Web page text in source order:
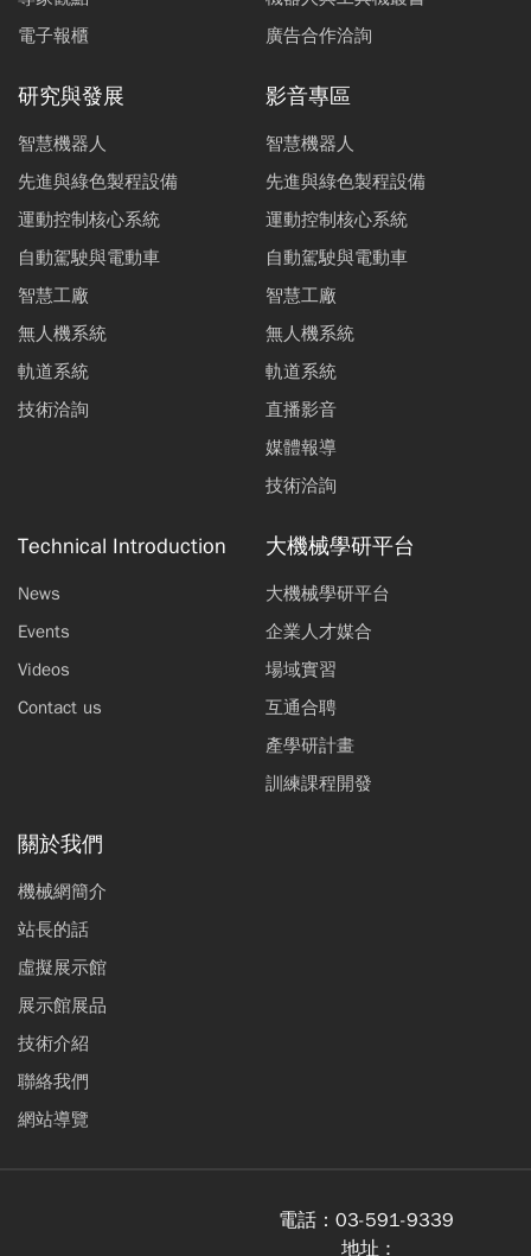
電子報櫃
廣告合作洽詢
研究與發展
智慧機器人
先進與綠色製程設備
運動控制核心系統
自動駕駛與電動車
智慧工廠
無人機系統
軌道系統
技術洽詢
影音專區
智慧機器人
先進與綠色製程設備
運動控制核心系統
自動駕駛與電動車
智慧工廠
無人機系統
軌道系統
直播影音
媒體報導
技術洽詢
Technical Introduction
News
Events
Videos
Contact us
大機械學研平台
大機械學研平台
企業人才媒合
場域實習
互通合聘
產學研計畫
訓練課程開發
關於我們
機械網簡介
站長的話
虛擬展示館
展示館展品
技術介紹
聯絡我們
網站導覽
電話： 03-591-9339
地址 :